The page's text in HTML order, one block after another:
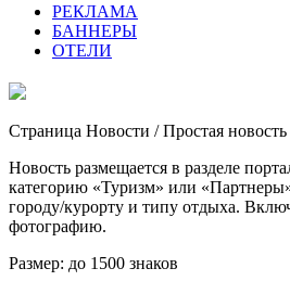
РЕКЛАМА
БАННЕРЫ
ОТЕЛИ
Страница Новости / Простая новость
Новость размещается в разделе
категорию «Туризм» или
городу/курорту и типу отдыха.
фотографию.
Размер: до 1500 знаков